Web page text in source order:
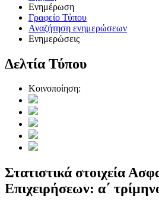
Ενημέρωση
Γραφείο Τύπου
Αναζήτηση ενημερώσεων
Ενημερώσεις
Δελτία Τύπου
Κοινοποίηση:
Στατιστικά στοιχεία
Επιχειρήσεων: α΄